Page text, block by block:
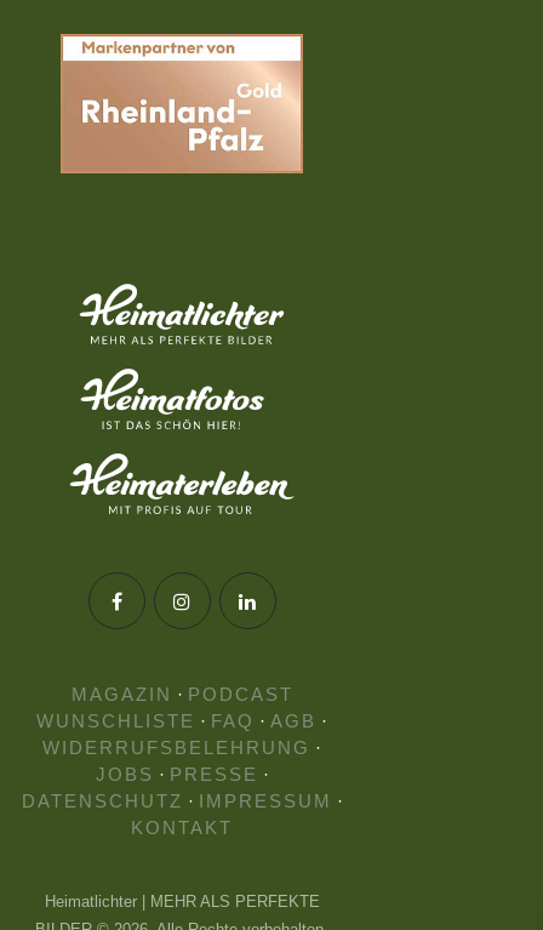
MAGAZIN · PODCAST
WUNSCHLISTE · FAQ · AGB ·
WIDERRUFSBELEHRUNG ·
JOBS · PRESSE ·
DATENSCHUTZ · IMPRESSUM ·
KONTAKT
Heimatlichter | MEHR ALS PERFEKTE